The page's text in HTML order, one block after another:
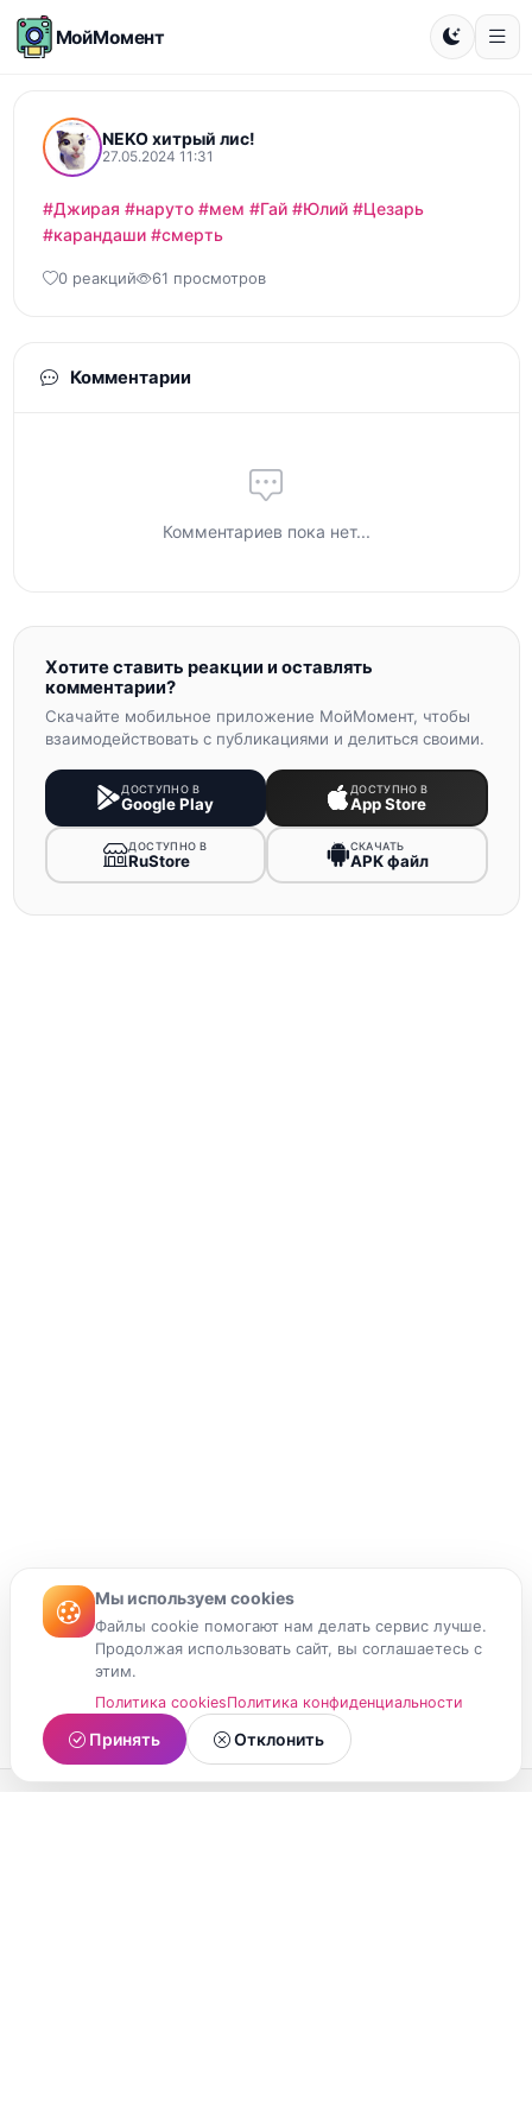
МойМомент
NEKO хитрый лис!
27.05.2024 11:31
#Джирая #наруто #мем #Гай #Юлий #Цезарь
#карандаши #смерть
0 реакций 61 просмотров
Комментарии
Комментариев пока нет...
Хотите ставить реакции и оставлять
комментарии?
Скачайте мобильное приложение МойМомент, чтобы
взаимодействовать с публикациями и делиться своими.
ДОСТУПНО В
Google Play
ДОСТУПНО В
App Store
ДОСТУПНО В
RuStore
СКАЧАТЬ
APK файл
Мы используем cookies
Файлы cookie помогают нам делать сервис лучше.
Продолжая использовать сайт, вы соглашаетесь с
этим.
Политика cookiesПолитика конфиденциальности
Принять Отклонить